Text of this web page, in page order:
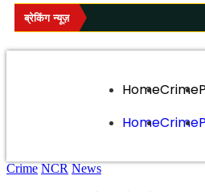
ब्रेकिंग न्यूज़
HomeCrime
HomeCrime
Crime NCR News